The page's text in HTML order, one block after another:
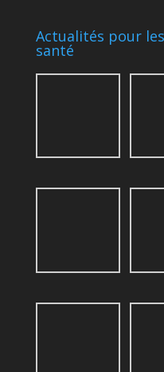
Actualités pour
santé